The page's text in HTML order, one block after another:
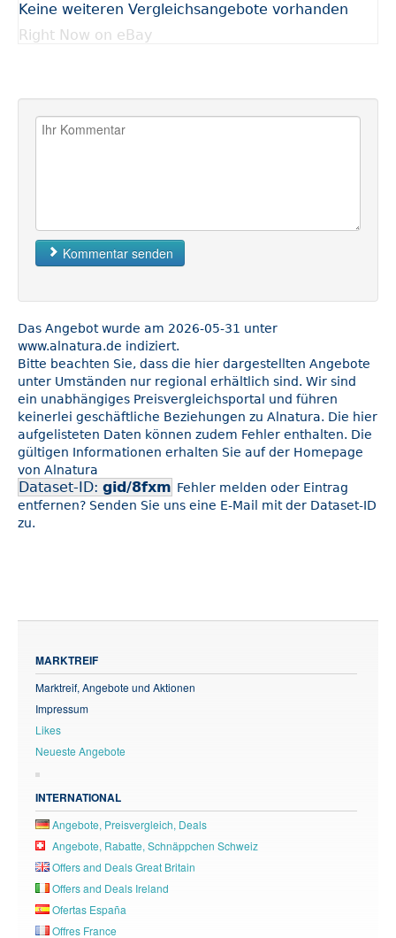
Keine weiteren Vergleichsangebote vorhanden
Right Now on eBay
Kommentar senden
Das Angebot wurde am 2026-05-31 unter
www.alnatura.de indiziert.
Bitte beachten Sie, dass die hier dargestellten Angebote
unter Umständen nur regional erhältlich sind. Wir sind
ein unabhängiges Preisvergleichsportal und führen
keinerlei geschäftliche Beziehungen zu Alnatura. Die hier
aufgelisteten Daten können zudem Fehler enthalten. Die
gültigen Informationen erhalten Sie auf der Homepage
von Alnatura
Dataset-ID: gid/8fxm Fehler melden oder Eintrag
entfernen? Senden Sie uns eine E-Mail mit der Dataset-ID
zu.
MARKTREIF
Marktreif, Angebote und Aktionen
Impressum
Likes
Neueste Angebote
INTERNATIONAL
Angebote, Preisvergleich, Deals
Angebote, Rabatte, Schnäppchen Schweiz
Offers and Deals Great Britain
Offers and Deals Ireland
Ofertas España
Offres France